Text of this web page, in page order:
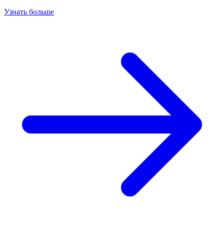
Узнать больше